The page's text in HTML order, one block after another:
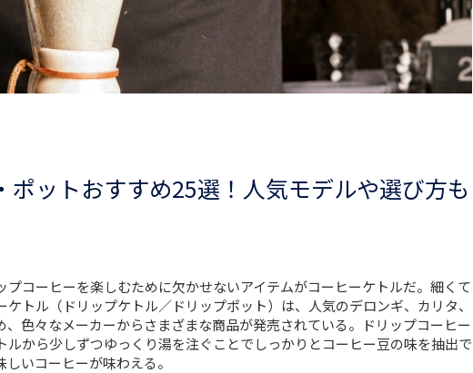
ポットおすすめ25選！人気モデルや選び方も
プコーヒーを楽しむために欠かせないアイテムがコーヒーケトルだ。細くて
トル（ドリップケトル／ドリップポット）は、人気のデロンギ、カリタ、
、色々なメーカーからさまざまな商品が発売されている。ドリップコーヒー
ルから少しずつゆっくり湯を注ぐことでしっかりとコーヒー豆の味を抽出で
いコーヒーが味わえる。